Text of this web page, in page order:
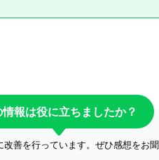
情報は役に立ちましたか？
善を行っています。ぜひ感想をお聞